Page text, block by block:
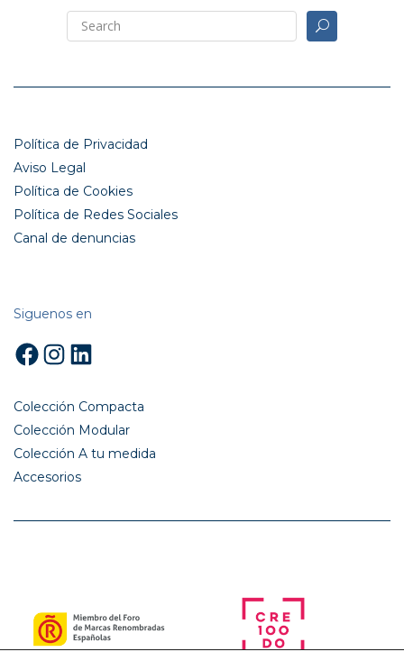
Política de Privacidad
Aviso Legal
Política de Cookies
Política de Redes Sociales
Canal de denuncias
Siguenos en
Facebook
Instagram
LinkedIn
Colección Compacta
Colección Modular
Colección A tu medida
Accesorios